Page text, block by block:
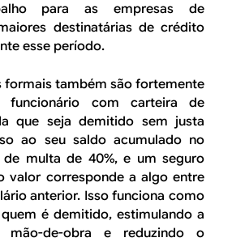
para as empresas de
destinatárias de crédito
esse período.
formais também são fortemente
funcionário com carteira de
que seja demitido sem justa
ao seu saldo acumulado no
de multa de 40%, e um seguro
valor corresponde a algo entre
anterior. Isso funciona como
é demitido, estimulando a
mão-de-obra e reduzindo o